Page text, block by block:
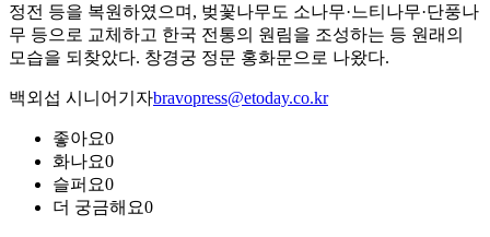
정전 등을 복원하였으며, 벚꽃나무도 소나무·느티나무·단풍나
무 등으로 교체하고 한국 전통의 원림을 조성하는 등 원래의
모습을 되찾았다. 창경궁 정문 홍화문으로 나왔다.
백외섭 시니어기자bravopress@etoday.co.kr
좋아요0
화나요0
슬퍼요0
더 궁금해요0